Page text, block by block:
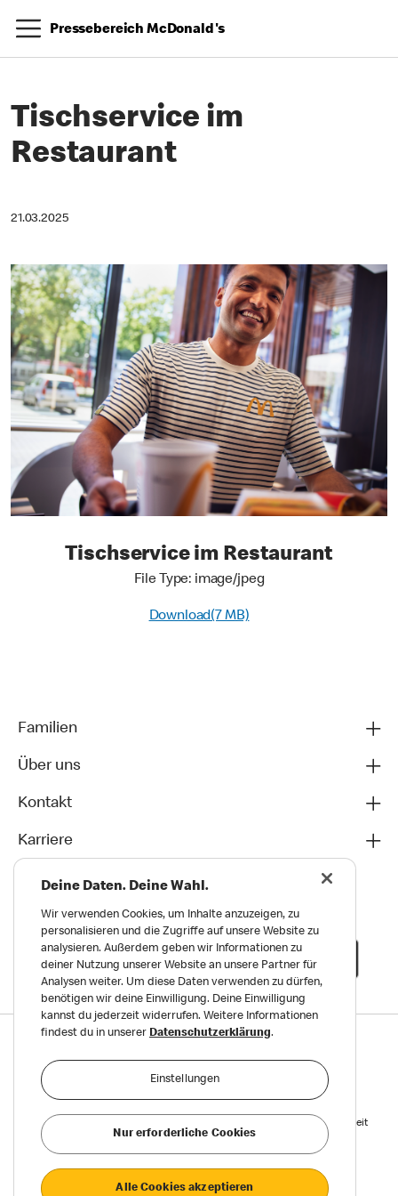
Pressebereich McDonald's
Tischservice im
Restaurant
21.03.2025
Tischservice im Restaurant
File Type: image/jpeg
Download(7 MB)
Familien
Über uns
Kontakt
Karriere
Datenschutz
Reports on Human and Environmental Rights Erklärung zur Barrierefreiheit
Privatsphäre Einstellungen
Deine Daten. Deine Wahl.
Wir verwenden Cookies, um Inhalte anzuzeigen, zu
personalisieren und die Zugriffe auf unsere Website zu
analysieren. Außerdem geben wir Informationen zu
deiner Nutzung unserer Website an unsere Partner für
Analysen weiter. Um diese Daten verwenden zu dürfen,
benötigen wir deine Einwilligung. Deine Einwilligung
kannst du jederzeit widerrufen. Weitere Informationen
findest du in unserer Datenschutzerklärung.
Einstellungen
Nur erforderliche Cookies
Alle Cookies akzeptieren